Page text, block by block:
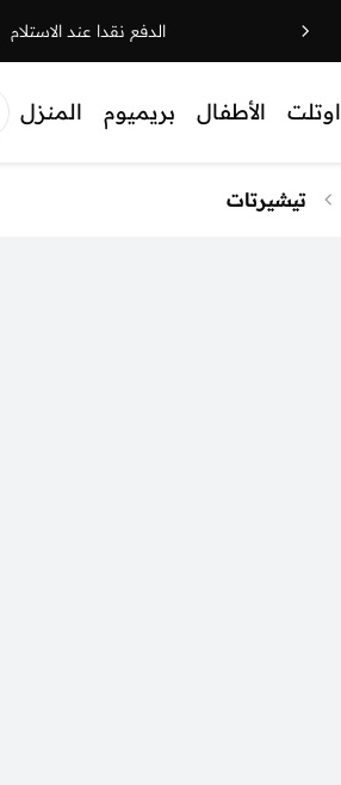
الدفع نقدا عند الاستلام
اوتلت الأطفال بريميوم المنزل
تيشيرتات